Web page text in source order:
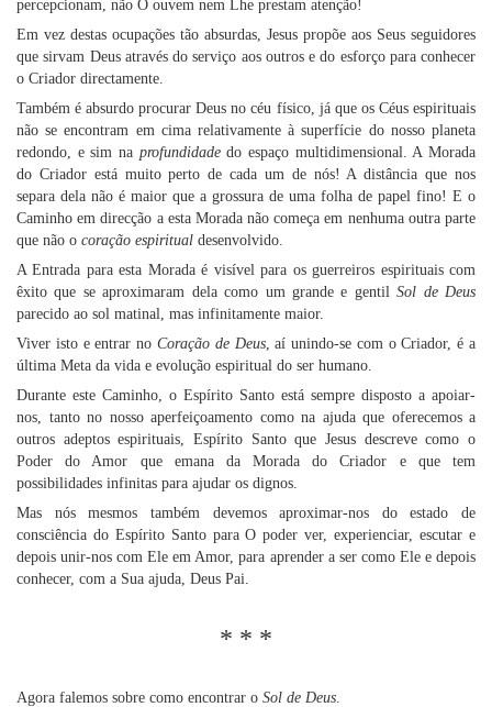
percepcionam, não O ouvem nem Lhe prestam atenção!
Em vez destas ocupações tão absurdas, Jesus propõe aos Seus seguidores
que sirvam Deus através do serviço aos outros e do esforço para conhecer
o Criador directamente.
Também é absurdo procurar Deus no céu físico, já que os Céus espirituais
não se encontram em cima relativamente à superfície do nosso planeta
redondo, e sim na profundidadedo espaço multidimensional. A Morada
do Criador está muito perto de cada um de nós! A distância que nos
separa dela não é maior que a grossura de uma folha de papel fino! E o
Caminho em direcção a esta Morada não começa em nenhuma outra parte
que não o coração espiritual desenvolvido.
A Entrada para esta Morada é visível para os guerreiros espirituais com
êxito que se aproximaram dela como um grande e gentilSol de Deus
parecido ao sol matinal, mas infinitamente maior.
Viver isto e entrar no Coração de Deus, aí unindo-se com o Criador, é a
última Meta da vida e evolução espiritual do ser humano.
Durante este Caminho, o Espírito Santo está sempre disposto a apoiar-
nos, tanto no nosso aperfeiçoamento como na ajuda que oferecemos a
outros adeptos espirituais, Espírito Santo que Jesus descreve como o
Poder do Amor que emana da Morada do Criador e que tem
possibilidades infinitas para ajudar os dignos.
Mas nós mesmos também devemos aproximar-nos do estado de
consciência do Espírito Santo para O poder ver, experienciar, escutar e
depois unir-nos com Ele em Amor, para aprender a ser como Ele e depois
conhecer, com a Sua ajuda, Deus Pai.
* * *
Agora falemos sobre como encontrar o Sol de Deus.